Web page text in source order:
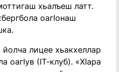
хьалъеш латт.
оагӀонаш
лицее хьакхеллар
оагӀув (ӀТ-клуб). «ХӀара